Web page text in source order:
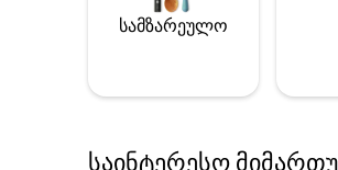
სამზარეულო
საინტერესო